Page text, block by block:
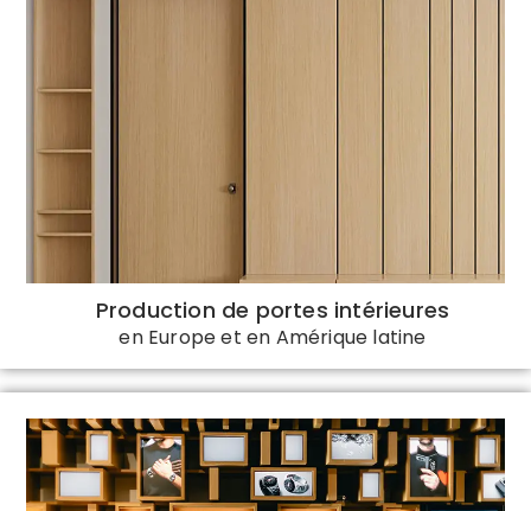
Production de portes intérieures
en Europe et en Amérique latine